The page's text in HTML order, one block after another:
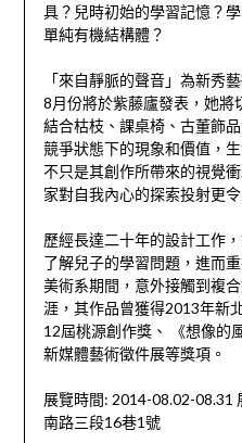
具？兒時初始的學習記憶？
單純有機結構體？
「來自靜脈的聲音」為新秀
8月份將於紫藤廬發表，她將
結合枯枝、課桌椅、古董飾
競爭狀態下的現象和價值，
不只是其創作所帶來的視覺
家對自我內心的探索投射更
歷經長達二十年的設計工作
了解兒子的學習問題，進而
美術系期間，意外接觸到複
涯，其作品曾獲得2013年新
12屆桃源創作獎、 《想像的
新媒體藝術徵件展等獎項。
展覽時間: 2014-08.02-08.31
南路三段16巷1號